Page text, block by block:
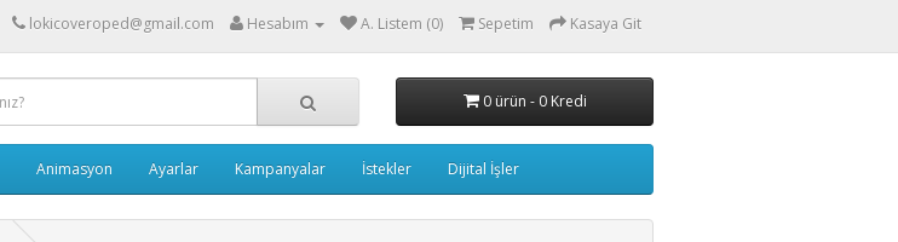
lokicoveroped@gmail.com Hesabım A. Listem (0) Sepetim Kasaya Git
0 ürün - 0 Kredi
Animasyon Ayarlar Kampanyalar İstekler Dijital İşler